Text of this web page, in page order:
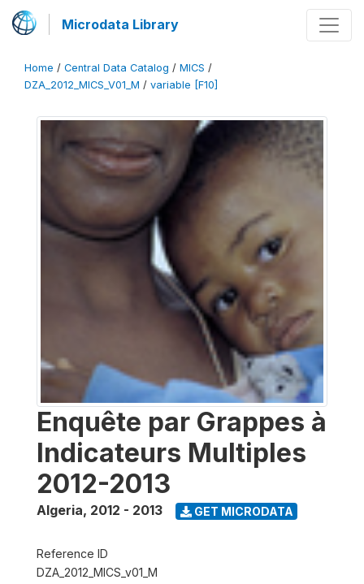
Microdata Library
Home / Central Data Catalog / MICS /
DZA_2012_MICS_V01_M / variable [F10]
Enquête par Grappes à
Indicateurs Multiples
2012-2013
Algeria, 2012 - 2013 GET MICRODATA
Reference ID
DZA_2012_MICS_v01_M